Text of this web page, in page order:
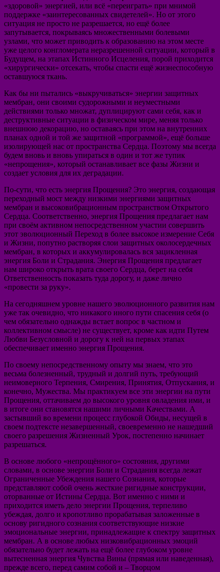
«здоровой» энергией, или всё «переиграть» при мнимой
поддержке «заинтересованных свидетелей». Но от этого
ситуация не просто не разрешается, но ещё более
запутывается, покрываясь множественными болевыми
узлами, что может приводить к образованию на этом месте
уже целого конгломерата неразрешенной ситуации, который в
Будущем, на этапах Истинного Исцеления, порой приходится
«хирургически» отсекать, чтобы спасти ещё жизнеспособную
оставшуюся ткань.
Как бы ни пытались «выкручиваться» энергии защитных
мембран, они своими судорожными и неуместными
действиями только множат, дуплицируют сами себя, как и
деструктивные ситуации в физическом мире, меняя только
внешнюю декорацию, но оставаясь при этом на внутренних
планах одной и той же защитной «программой», ещё больше
изолирующей нас от пространства Сердца. Поэтому мы всегда
будем вновь и вновь упираться в один и тот же тупик
«непрощения», который останавливает все фазы Жизни и
создает условия для их деградации.
По-сути, что есть энергия Прощения? Это энергия, создающая
переходный мост между низкими энергиями защитных
мембран и высоковибрационным пространством Открытого
Сердца. Соответственно, энергия Прощения предлагает нам
при своём активном непосредственном участии совершить
этот эволюционный Переход в более высокое измерение Себя
и Жизни, попутно растворяя слои защитных околосердечных
мембран, в которых и аккумулировалась вся зацикленная
энергия Боли и Страдания. Энергия Прощения предлагает
нам широко открыть врата своего Сердца, берет на себя
Ответственность показать туда дорогу, и даже лично
«провести за руку».
На сегодняшнем уровне нашего эволюционного развития нам
уже так очевидно, что никакого иного пути спасения себя (о
чем обязательно однажды встает вопрос в частном и
коллективном смысле) не существует, кроме как идти Путем
Любви Безусловной и дорогу к ней на первых этапах
обеспечивает именно энергия Прощения.
По своему непосредственному опыту мы знаем, что это
весьма болезненный, трудный и долгий путь, требующий
неимоверного Терпения, Смирения, Принятия, Отпускания, и
конечно, Мужества. Мы практикуем все эти энергии на пути
Прощения, оттачиваем до высокого уровня овладения ими, и
в итоге они становятся нашими личными Качествами. А
застывший во времени процесс глубокой Обиды, несущей в
своем подтексте незавершенный, своевременно не нашедший
своего разрешения Жизненный Урок, постепенно начинает
разрешаться.
В основе любого «непрощённого» состояния, другими
словами, в основе энергии Боли и Страдания всегда лежат
Ограниченные Убеждения нашего Сознания, которые
представляют собой очень жесткие ригидные конструкции,
оторванные от Истины Сердца. Вот именно с ними и
приходится иметь дело энергии Прощения, терпеливо
убеждая, долго и кропотливо прорабатывая заложенные в
основу ригидного сознания соответствующие низкие
эмоциональные энергии, принадлежащие к спектру защитных
мембран. А в основе любых низковибрационных эмоций
обязательно будет лежать на ещё более глубоком уровне
вытесненная энергия Чувства Вины (прямая или наведенная),
прежде всего, перед самим собой и – Творцом